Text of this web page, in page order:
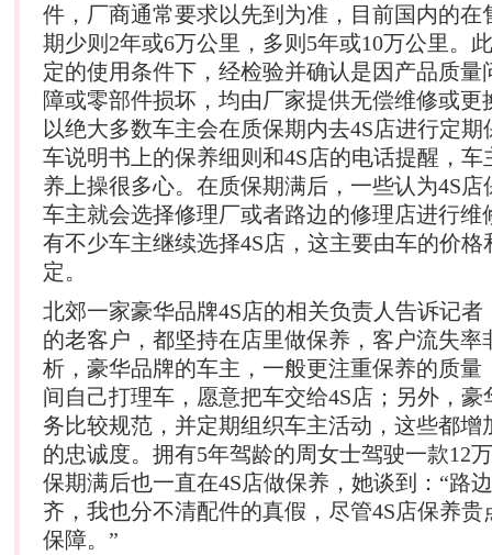
件，厂商通常要求以先到为准，目前国内的在
期少则2年或6万公里，多则5年或10万公里。
定的使用条件下，经检验并确认是因产品质量
障或零部件损坏，均由厂家提供无偿维修或更
以绝大多数车主会在质保期内去4S店进行定
车说明书上的保养细则和4S店的电话提醒，车
养上操很多心。在质保期满后，一些认为4S店
车主就会选择修理厂或者路边的修理店进行维
有不少车主继续选择4S店，这主要由车的价格
定。
北郊一家豪华品牌4S店的相关负责人告诉记者
的老客户，都坚持在店里做保养，客户流失率
析，豪华品牌的车主，一般更注重保养的质量
间自己打理车，愿意把车交给4S店；另外，豪
务比较规范，并定期组织车主活动，这些都增
的忠诚度。拥有5年驾龄的周女士驾驶一款12
保期满后也一直在4S店做保养，她谈到：“路
齐，我也分不清配件的真假，尽管4S店保养贵
保障。”